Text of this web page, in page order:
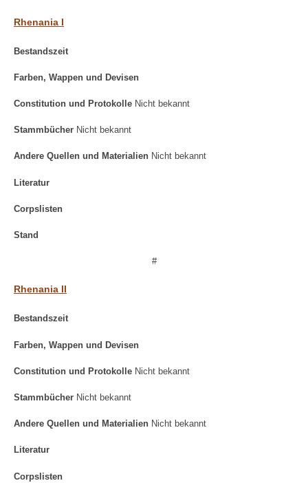
Rhenania I
Bestandszeit
Farben, Wappen und Devisen
Constitution und Protokolle Nicht bekannt
Stammbücher Nicht bekannt
Andere Quellen und Materialien Nicht bekannt
Literatur
Corpslisten
Stand
#
Rhenania II
Bestandszeit
Farben, Wappen und Devisen
Constitution und Protokolle Nicht bekannt
Stammbücher Nicht bekannt
Andere Quellen und Materialien Nicht bekannt
Literatur
Corpslisten